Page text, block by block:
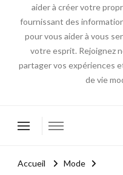
aider à créer votre
fournissant des
pour vous aider à vous
votre esprit. Rejoignez
partager vos expériences
de vie
Accueil
Mode